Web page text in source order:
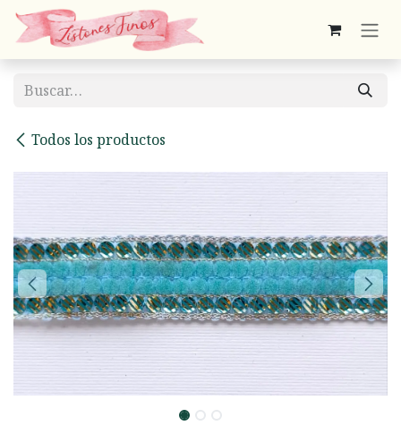
Ir al contenido
Todos los productos